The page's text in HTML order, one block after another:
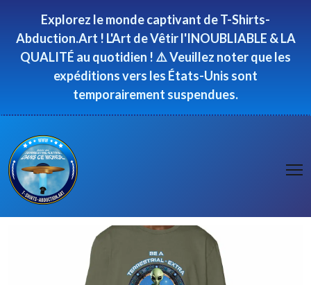
Explorez le monde captivant de T-Shirts-
Abduction.Art ! L'Art de Vêtir l'INOUBLIABLE & LA
QUALITÉ au quotidien ! ⚠️ Veuillez noter que les
expéditions vers les États-Unis sont
temporairement suspendues.